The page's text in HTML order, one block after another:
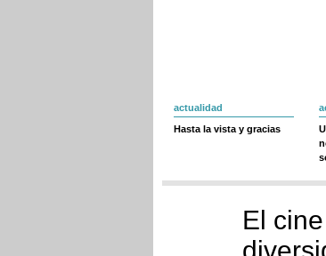
actualidad
Hasta la vista y gracias
El